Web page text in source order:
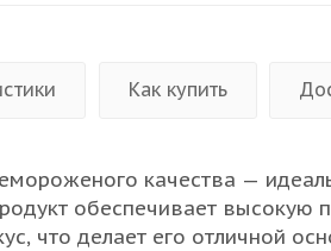
Как купить
качества —
обеспечивает высокую
что делает его отличной